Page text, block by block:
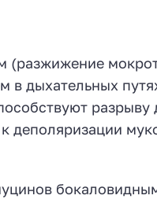
(разжижение
дыхательных
деполяризации